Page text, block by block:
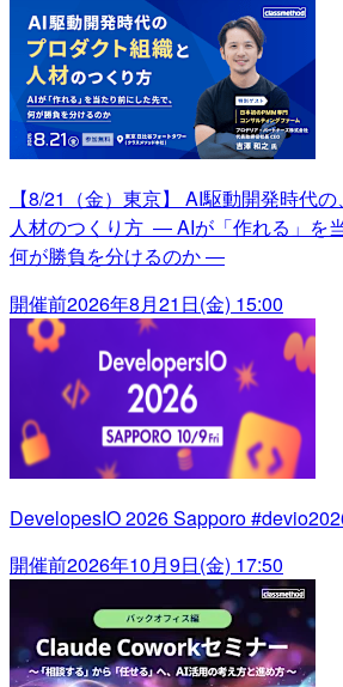
【8/21（金）東京】 AI駆動開発時代
人材のつくり方 ― AIが「作れる」を
何が勝負を分けるのか ―
開催前2026年8月21日(金) 15:00
DevelopesIO 2026 Sapporo
開催前2026年10月9日(金) 17:50